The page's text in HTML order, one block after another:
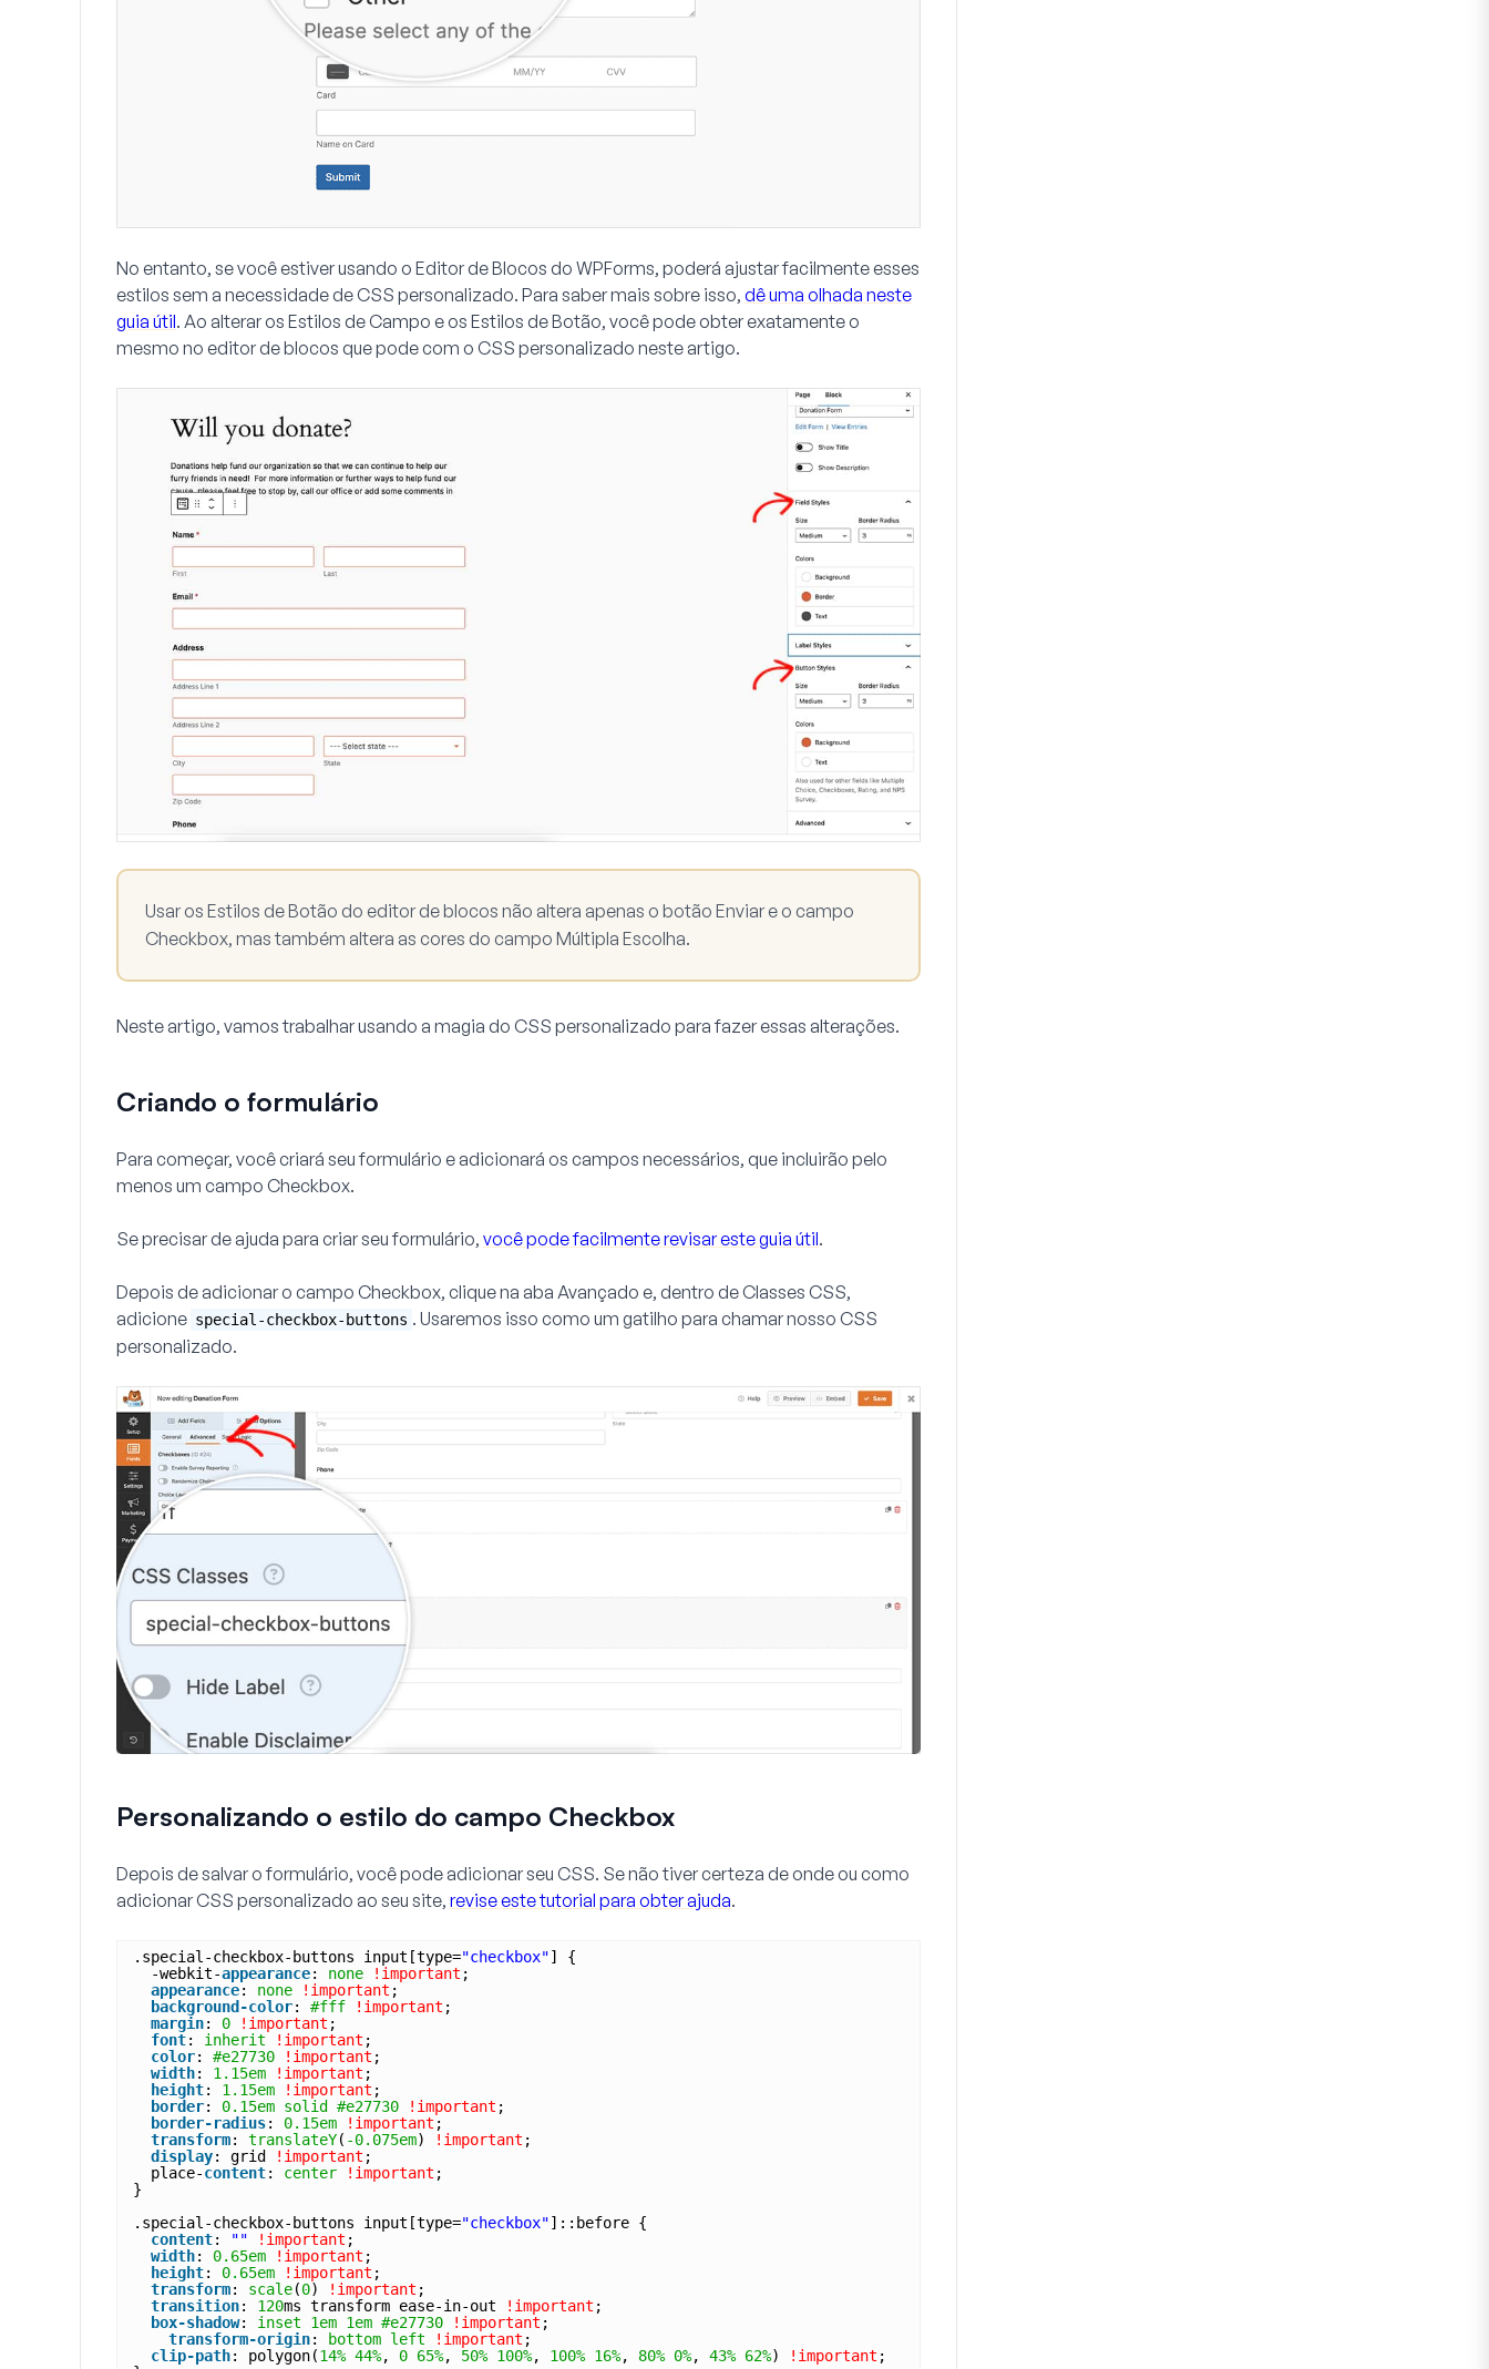
No entanto, se você estiver usando o Editor de Blocos do WPForms, poderá ajustar facilmente esses
estilos sem a necessidade de CSS personalizado. Para saber mais sobre isso, dê uma olhada neste
guia útil. Ao alterar os Estilos de Campo e os Estilos de Botão, você pode obter exatamente o
mesmo no editor de blocos que pode com o CSS personalizado neste artigo.
Usar os Estilos de Botão do editor de blocos não altera apenas o botão Enviare o campo
Checkbox, mas também altera as cores do campo Múltipla Escolha.
Neste artigo, vamos trabalhar usando a magia do CSS personalizado para fazer essas alterações.
Criando o formulário
Para começar, você criará seu formulário e adicionará os campos necessários, que incluirão pelo
menos um campo Checkbox.
Se precisar de ajuda para criar seu formulário, você pode facilmente revisar este guia útil.
Depois de adicionar o campo Checkbox, clique na aba Avançado e, dentro de Classes CSS,
adicione special-checkbox-buttons . Usaremos isso como um gatilho para chamar nosso CSS
personalizado.
Personalizando o estilo do campo Checkbox
Depois de salvar o formulário, você pode adicionar seu CSS. Se não tiver certeza de onde ou como
adicionar CSS personalizado ao seu site, revise este tutorial para obter ajuda.
.special-checkbox-buttons input[type="checkbox"] {
-webkit-appearance: none !important ;
appearance: none !important ;
background-color: #fff !important ;
margin: 0 !important ;
font: inherit !important ;
color: #e27730 !important ;
width: 1.15em !important ;
height: 1.15em !important ;
border: 0.15em solid #e27730 !important ;
border-radius: 0.15em !important ;
transform: translateY( -0.075em) !important ;
display: grid !important ;
place-content: center !important ;
}
.special-checkbox-buttons input[type="checkbox"]::before {
content: "" !important ;
width: 0.65em !important ;
height: 0.65em !important ;
transform: scale(0) !important ;
transition: 120ms transform ease-in-out !important ;
box-shadow: inset 1em 1em #e27730 !important ;
transform-origin: bottom left !important ;
clip-path: polygon(14% 44%, 0 65%, 50% 100%, 100% 16%, 80% 0%, 43% 62%) !important ;